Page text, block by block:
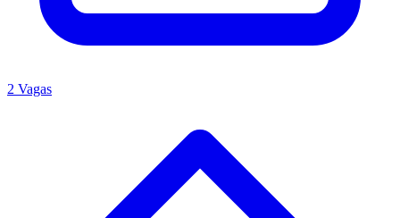
2 Vagas